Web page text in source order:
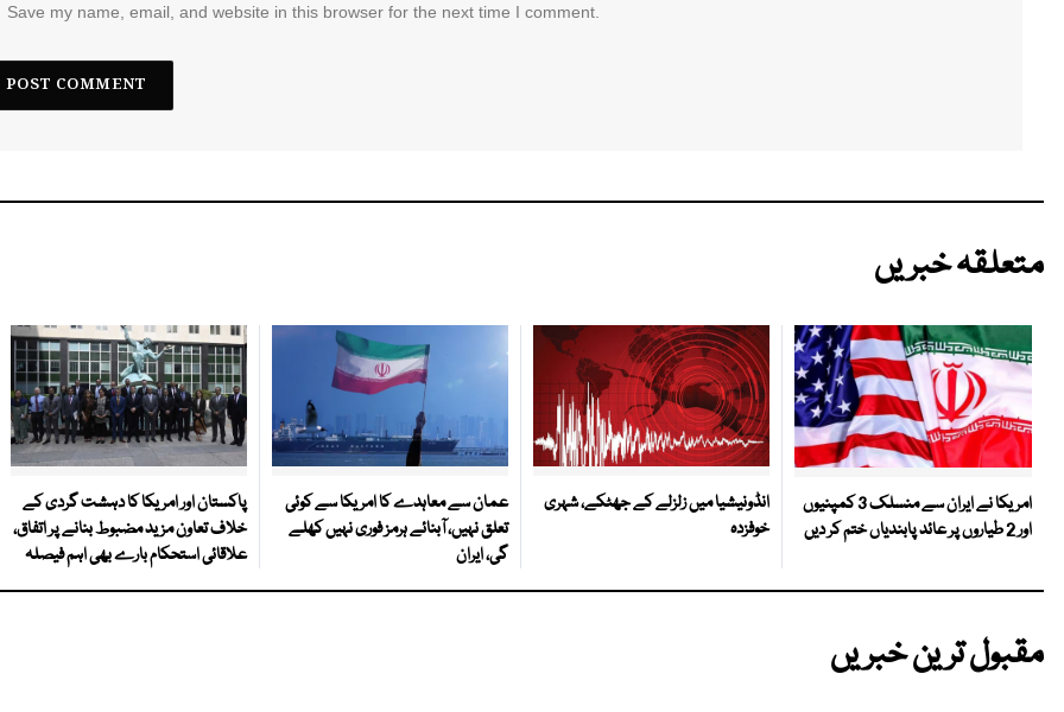
Save my name, email, and website in this browser for the next time I comment.
متعلقہ خبریں
امریکا نے ایران سے منسلک 3 کمپنیوں
اور 2 طیاروں پر عائد پابندیاں ختم کر دیں
انڈونیشیا میں زلزلے کے جھٹکے، شہری
خوفزدہ
عمان سے معاہدے کا امریکا سے کوئی
تعلق نہیں، آبنائے ہرمز فوری نہیں کھلے
گی، ایران
پاکستان اور امریکا کا دہشت گردی کے
خلاف تعاون مزید مضبوط بنانے پر اتفاق،
علاقائی استحکام بارے بھی اہم فیصلہ
مقبول ترین خبریں